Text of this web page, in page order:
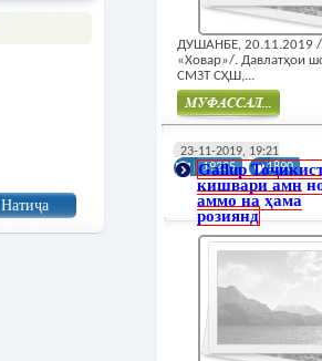
ДУШАНБЕ, 20.11.2019
«Ховар»/. Давлатҳои
СМЗТ СҲШ,...
23-11-2019, 19:21
19235
1890
Gallup
кишвари амн
аммо на ҳама
розиянд